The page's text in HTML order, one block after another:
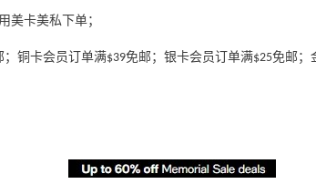
美卡美私下单；
铜卡会员订单满$39免邮；银卡会员订单满$25免邮；
美网：美妆礼